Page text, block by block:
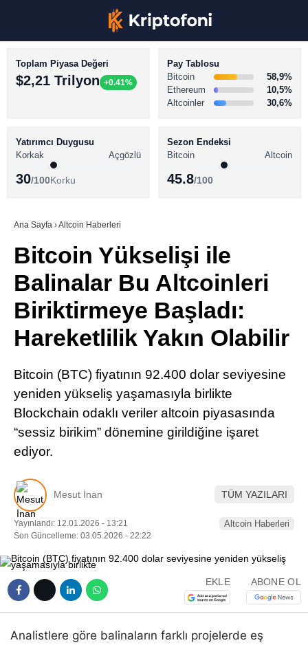
Youtube
TikTok
BİTCOİN HABERLERİ
ALTCOİN HABERLERİ
SÖZLÜK
Toplam Piyasa Değeri
$2,21 Trilyon +0.41%
Pay Tablosu
Bitcoin
58,9%
Ethereum
10,5%
Altcoinler
30,6%
Yatırımcı Duygusu
Korkak
Açgözlü
30/100Korku
Sezon Endeksi
Bitcoin
Altcoin
45.8/100
Ana Sayfa ›Altcoin Haberleri
Bitcoin Yükselişi ile
Balinalar Bu Altcoinleri
Biriktirmeye Başladı:
Hareketlilik Yakın Olabilir
Bitcoin (BTC) fiyatının 92.400 dolar seviyesine
yeniden yükseliş yaşamasıyla birlikte
Blockchain odaklı veriler altcoin piyasasında
“sessiz birikim” dönemine girildiğine işaret
ediyor.
Mesut İnan TÜM YAZILARI
Yayınlandı: 12.01.2026 - 13:21
Son Güncelleme: 03.05.2026 - 22:22
Altcoin Haberleri
EKLE ABONE OL
Analistlere göre balinaların farklı projelerde eş